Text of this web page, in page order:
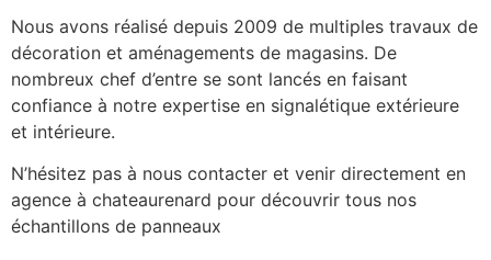
Nous avons réalisé depuis 2009 de multiples travaux de
décoration et aménagements de magasins. De
nombreux chef d’entre se sont lancés en faisant
confiance à notre expertise en signalétique extérieure
et intérieure.
N’hésitez pas à nous contacter et venir directement en
agence à chateaurenard pour découvrir tous nos
échantillons de panneaux